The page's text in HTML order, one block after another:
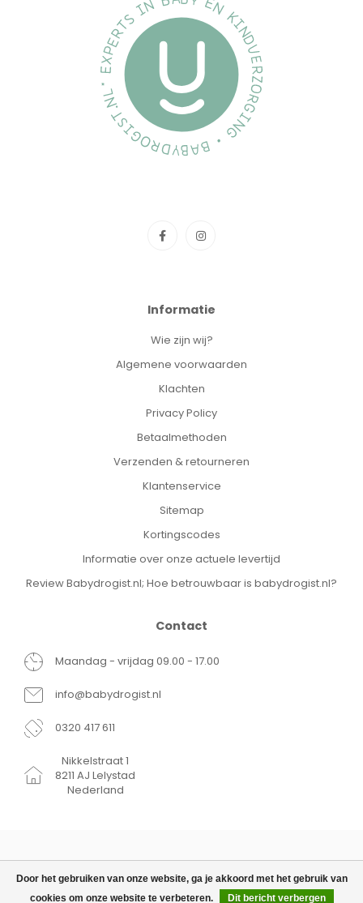
Door het gebruiken van onze website, ga je akkoord met het gebruik van
cookies om onze website te verbeteren.
Dit bericht verbergen
Informatie
Wie zijn wij?
Algemene voorwaarden
Klachten
Privacy Policy
Betaalmethoden
Verzenden & retourneren
Klantenservice
Sitemap
Kortingscodes
Informatie over onze actuele levertijd
Review Babydrogist.nl; Hoe betrouwbaar is babydrogist.nl?
Contact
Maandag - vrijdag 09.00 - 17.00
info@babydrogist.nl
0320 417 611
Nikkelstraat 1
8211 AJ Lelystad
Nederland